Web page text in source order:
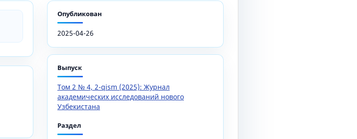
Опубликован
2025-04-26
Выпуск
Том 2 № 4, 2-qism (2025): Журнал
академических исследований нового
Узбекистана
Раздел